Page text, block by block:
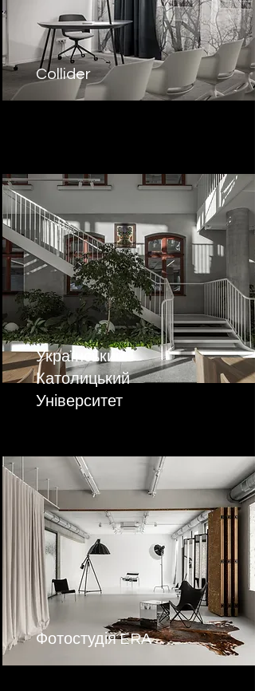
Collider
Український
Католицький
Університет
Фотостудія ERA